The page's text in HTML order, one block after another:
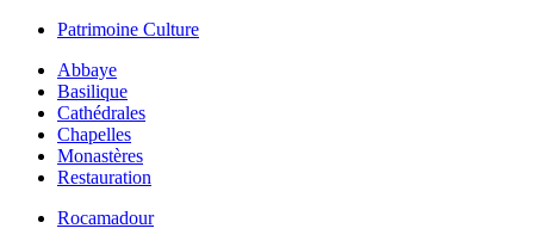
Patrimoine Culture
Abbaye
Basilique
Cathédrales
Chapelles
Monastères
Restauration
Rocamadour